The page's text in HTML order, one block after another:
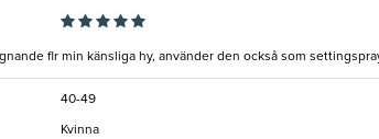
flr min känsliga hy, använder den också som
40-49
Kvinna